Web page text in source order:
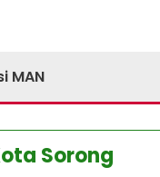
MAN
Sorong